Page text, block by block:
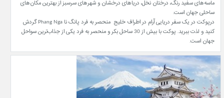
ماسه‌های سفید رنگ، درختان نخل، دریاهای درخشان و شهرهای سرسبز از بهترین مکان‌های
ساحلی جهان است.
درپوکت در یک سفر دریایی آرام در اطراف خلیج منحصر به فرد پانگ نا Phang Nga گردش
کنید و لذت ببرید. پوکت با بیش از 30 ساحل بکر و منحصر به فرد یکی از جذاب‌ترین سواحل
جهان است.